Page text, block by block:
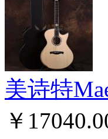
美诗特
￥